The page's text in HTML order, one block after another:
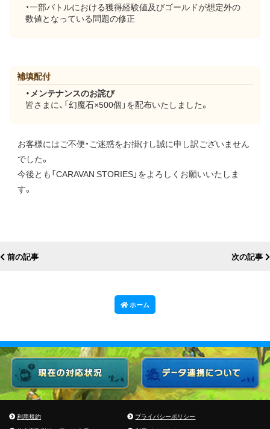
・一部バトルにおける獲得経験値及びゴールドが想定外の
数値となっている問題の修正
補填配付
・メンテナンスのお詫び
皆さまに、「幻魔石×500個」を配布いたしました。
お客様にはご不便・ご迷惑をお掛けし誠に申し訳ございません
でした。
今後とも「CARAVAN STORIES」をよろしくお願いいたしま
す。
前の記事 次の記事
ホーム
利用規約
プライバシーポリシー